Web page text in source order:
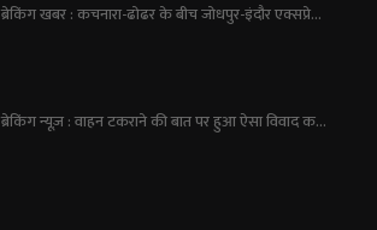
ब्रेकिंग खबर : कचनारा-ढोढर के बीच जोधपुर-इंदौर एक्सप्रे...
ब्रेकिंग न्यूज़ : वाहन टकराने की बात पर हुआ ऐसा विवाद क...